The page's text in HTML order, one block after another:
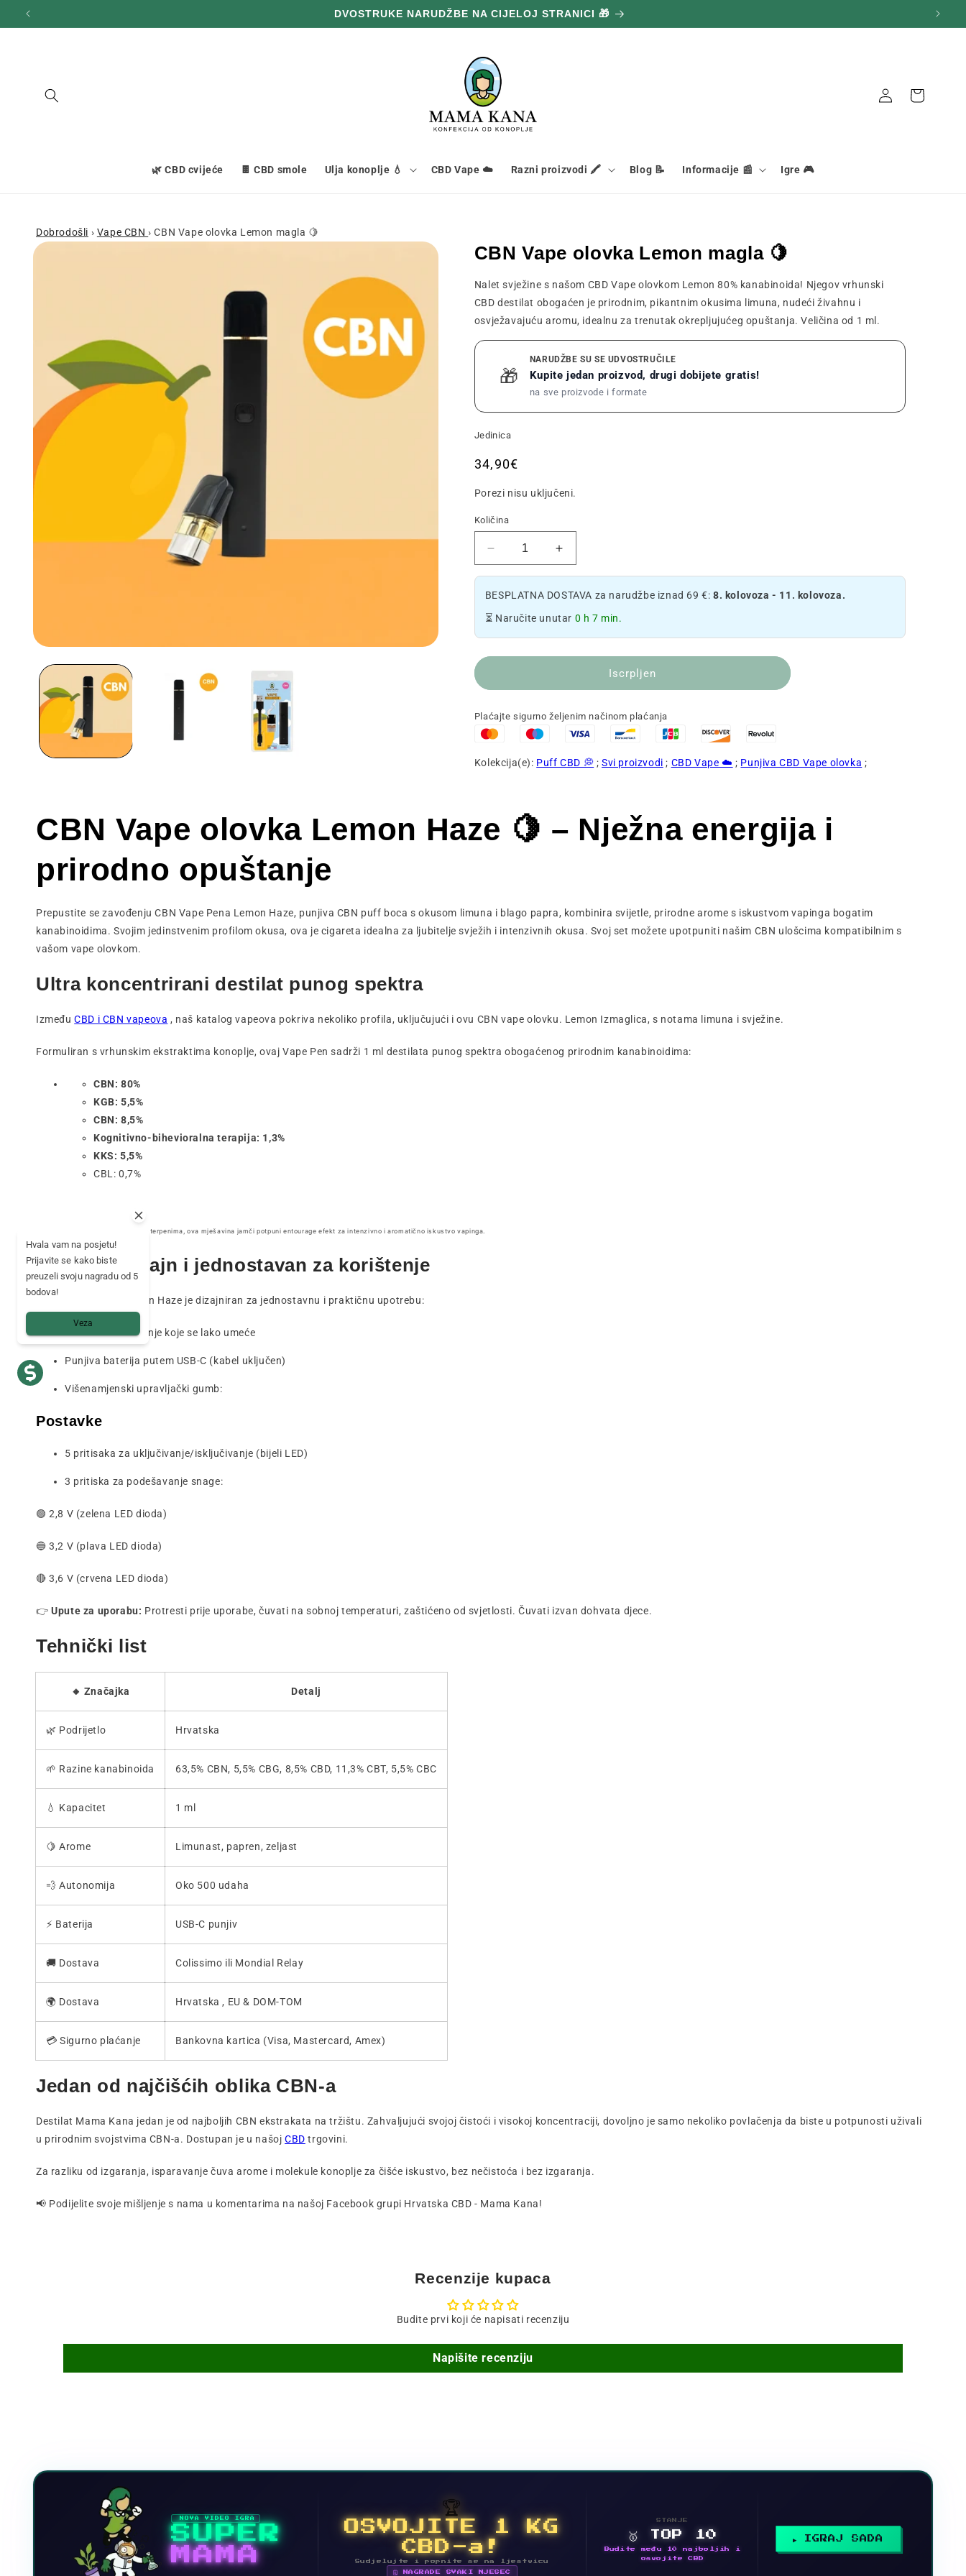
na
sadržaj
DVOSTRUKE NARUDŽBE NA CIJELOJ STRANICI 🎁
🌿 CBD cvijeće 🍫 CBD smole Ulja konoplje 💧 CBD Vape ☁️ Razni proizvodi 🖍️ Blog 📝 Informacije 📰 Igre 🎮
Veza Košara
Dobrodošli › Vape CBN› CBN Vape olovka Lemon magla 🍋
Prijeđi na
medija
modalnom
prozoru
CBN Vape olovka Lemon magla 🍋
Nalet svježine s našom CBD Vape olovkom Lemon 80% kanabinoida! Njegov vrhunski
CBD destilat obogaćen je prirodnim, pikantnim okusima limuna, nudeći živahnu i
osvježavajuću aromu, idealnu za trenutak okrepljujućeg opuštanja. Veličina od 1 ml.
🎁
NARUDŽBE SU SE UDVOSTRUČILE
Kupite jedan proizvod, drugi dobijete gratis!
na sve proizvode i formate
Jedinica
Redovna
34,90€
Porezi nisu uključeni.
Količina
Smanjite
količinu
vape
pena
🍋
Povećajte
količinu
Vape
olovke
🍋
BESPLATNA DOSTAVA za narudžbe iznad 69 €: 8. kolovoza - 11. kolovoza.
⏳ Naručite unutar 0 h 7 min.
Iscrpljen
Plaćajte sigurno željenim načinom plaćanja
Kolekcija(e): Puff CBD 💭 ;Svi proizvodi ; CBD Vape ☁️ ; Punjiva CBD Vape olovka ;
CBN Vape olovka Lemon Haze 🍋 – Nježna energija i
prirodno opuštanje
Prepustite se zavođenju CBN Vape Pena Lemon Haze, punjiva CBN puff boca s okusom limuna i blago papra, kombinira svijetle, prirodne arome s iskustvom vapinga bogatim
kanabinoidima. Svojim jedinstvenim profilom okusa, ova je cigareta idealna za ljubitelje svježih i intenzivnih okusa. Svoj set možete upotpuniti našim CBN ulošcima kompatibilnim s
vašom vape olovkom.
Ultra koncentrirani destilat punog spektra
IzmeđuCBD i CBN vapeova , naš katalog vapeova pokriva nekoliko profila, uključujući i ovu CBN vape olovku. Lemon Izmaglica, s notama limuna i svježine.
Formuliran s vrhunskim ekstraktima konoplje, ovaj Vape Pen sadrži 1 ml destilata punog spektra obogaćenog prirodnim kanabinoidima:
CBN: 80%
KGB: 5,5%
CBN: 8,5%
Kognitivno-bihevioralna terapija: 1,3%
KKS: 5,5%
CBL: 0,7%
U kombinaciji s prirodnim terpenima, ova mješavina jamči potpuni entourage efekt za intenzivno i aromatično iskustvo vapinga.
Moderan dizajn i jednostavan za korištenje
CBN Vape olovka Lemon Haze je dizajniran za jednostavnu i praktičnu upotrebu:
Magnetsko punjenje koje se lako umeće
Punjiva baterija putem USB-C (kabel uključen)
Višenamjenski upravljački gumb:
Postavke
5 pritisaka za uključivanje/isključivanje (bijeli LED)
3 pritiska za podešavanje snage:
🟢 2,8 V (zelena LED dioda)
🔵 3,2 V (plava LED dioda)
🔴 3,6 V (crvena LED dioda)
👉Upute za uporabu: Protresti prije uporabe, čuvati na sobnoj temperaturi, zaštićeno od svjetlosti. Čuvati izvan dohvata djece.
Tehnički list
🔸 Značajka Detalj
🌿 Podrijetlo Hrvatska
🌱 Razine kanabinoida 63,5% CBN, 5,5% CBG, 8,5% CBD, 11,3% CBT, 5,5% CBC
💧 Kapacitet 1 ml
🍋 Arome Limunast, papren, zeljast
💨 Autonomija Oko 500 udaha
⚡ Baterija USB-C punjiv
🚚 Dostava Colissimo ili Mondial Relay
🌍 Dostava Hrvatska , EU & DOM-TOM
💳 Sigurno plaćanje Bankovna kartica (Visa, Mastercard, Amex)
Jedan od najčišćih oblika CBN-a
Destilat Mama Kana jedan je od najboljih CBN ekstrakata na tržištu. Zahvaljujući svojoj čistoći i visokoj koncentraciji, dovoljno je samo nekoliko povlačenja da biste u potpunosti uživali
u prirodnim svojstvima CBN-a. Dostupan je u našojCBD trgovini.
Za razliku od izgaranja, isparavanje čuva arome i molekule konoplje za čišće iskustvo, bez nečistoća i bez izgaranja.
📢 Podijelite svoje mišljenje s nama u komentarima na našoj Facebook grupi Hrvatska CBD - Mama Kana!
Recenzije kupaca
Budite prvi koji će napisati recenziju
Napišite recenziju
NOVA VIDEO IGRA
SUPER
MAMA
🏆
OSVOJITE 1 KG
CBD-a!
Sudjelujte i popnite se na ljestvicu
🗓 NAGRADE SVAKI MJESEC
STANJE
🥇 TOP 10
Budite među 10 najboljih i
osvojite CBD
IGRAJ SADA
Hvala vam na posjetu!
Prijavite se kako biste
preuzeli svoju nagradu od 5
bodova!
Veza